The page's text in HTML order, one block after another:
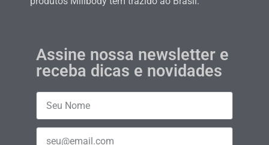
Assine nossa newsletter e
receba dicas e novidades